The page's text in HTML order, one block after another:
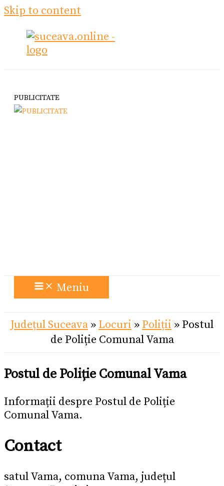
Skip to content
PUBLICITATE
Meniu
Județul Suceava » Locuri » Poliții » Postul
de Poliție Comunal Vama
Postul de Poliție Comunal Vama
Informații despre Postul de Poliție
Comunal Vama.
Contact
satul Vama, comuna Vama, județul